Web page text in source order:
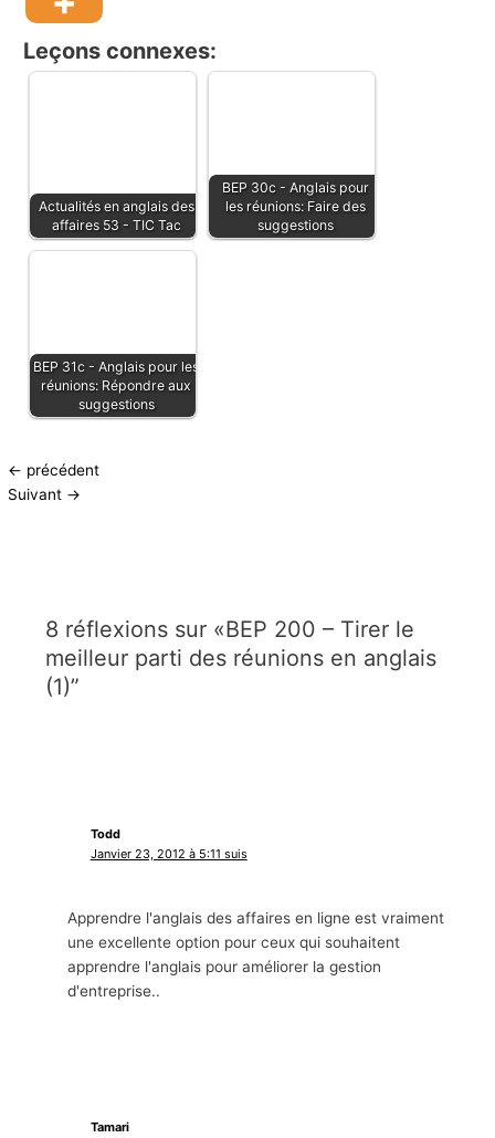
Leçons connexes:
Actualités en anglais des
affaires 53 - TIC Tac
BEP 30c - Anglais pour
les réunions: Faire des
suggestions
BEP 31c - Anglais pour les
réunions: Répondre aux
suggestions
← précédent
Suivant →
8 réflexions sur «BEP 200 – Tirer le
meilleur parti des réunions en anglais
(1)”
Todd
Janvier 23, 2012 à 5:11 suis
Apprendre l'anglais des affaires en ligne est vraiment
une excellente option pour ceux qui souhaitent
apprendre l'anglais pour améliorer la gestion
d'entreprise..
Tamari